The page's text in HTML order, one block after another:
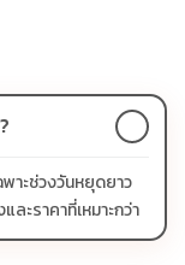
าะช่วงวันหยุดยาว
ะราคาที่เหมาะกว่า